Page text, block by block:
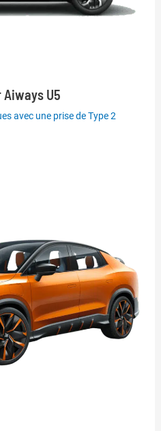
U5
avec une prise de Type 2